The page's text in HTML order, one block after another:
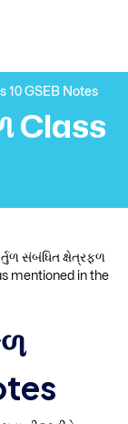
10 GSEB Notes
Class
સંબંધિત ક્ષેત્રફળ
mentioned in the